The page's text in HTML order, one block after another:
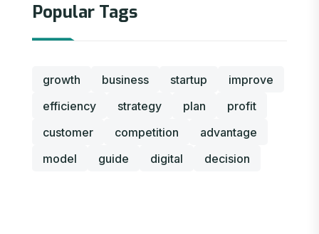
Popular Tags
growth business startup
improve
efficiency
strategy plan
profit
customer
competition
advantage
model
guide digital decision